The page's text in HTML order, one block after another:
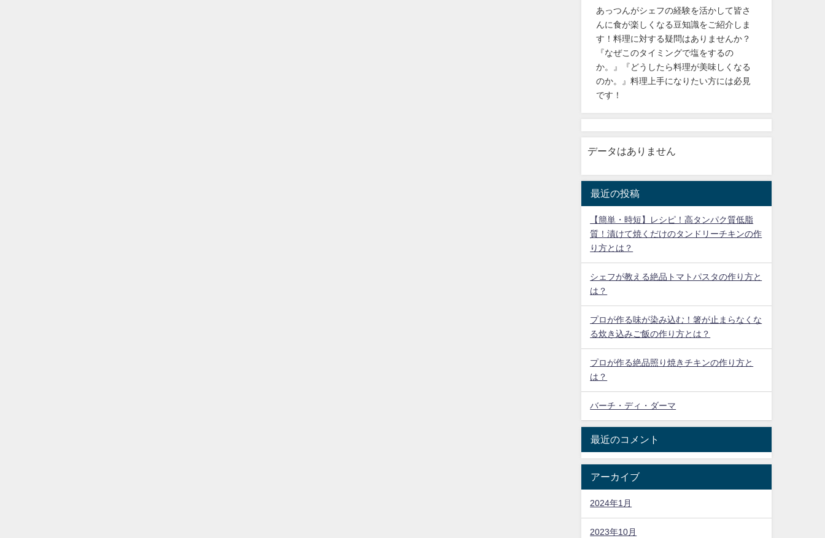
あっつんがシェフの経験を活かして皆さ
んに食が楽しくなる豆知識をご紹介しま
す！料理に対する疑問はありませんか？
『なぜこのタイミングで塩をするの
か。』『どうしたら料理が美味しくなる
のか。』料理上手になりたい方には必見
です！
データはありません
最近の投稿
【簡単・時短】レシピ！高タンパク質低脂
質！漬けて焼くだけのタンドリーチキンの作
り方とは？
シェフが教える絶品トマトパスタの作り方と
は？
プロが作る味が染み込む！箸が止まらなくな
る炊き込みご飯の作り方とは？
プロが作る絶品照り焼きチキンの作り方と
は？
バーチ・ディ・ダーマ
最近のコメント
アーカイブ
2024年1月
2023年10月